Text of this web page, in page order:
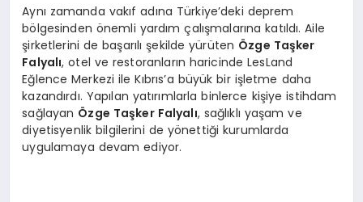
Aynı zamanda vakıf adına Türkiye’deki deprem
bölgesinden önemli yardım çalışmalarına katıldı. Aile
şirketlerini de başarılı şekilde yürüten Özge Taşker
Falyalı, otel ve restoranların haricinde LesLand
Eğlence Merkezi ile Kıbrıs’a büyük bir işletme daha
kazandırdı. Yapılan yatırımlarla binlerce kişiye istihdam
sağlayan Özge Taşker Falyalı, sağlıklı yaşam ve
diyetisyenlik bilgilerini de yönettiği kurumlarda
uygulamaya devam ediyor.